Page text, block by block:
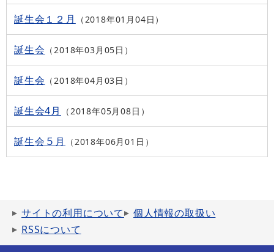
誕生会１２月 2018年01月04日
誕生会 2018年03月05日
誕生会 2018年04月03日
誕生会4月 2018年05月08日
誕生会５月 2018年06月01日
サイトの利用について
個人情報の取扱い
RSSについて